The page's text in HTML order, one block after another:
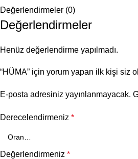
Değerlendirmeler (0)
Değerlendirmeler
Henüz değerlendirme yapılmadı.
“HÜMA” için yorum yapan ilk kişi siz
E-posta adresiniz yayınlanmayacak.
Derecelendirmeniz *
Değerlendirmeniz *